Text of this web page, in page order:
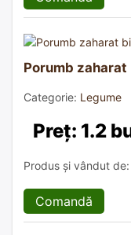
Porumb zaharat
Categorie: Legume
Preț: 1.2
Produs și vândut de:
Comandă